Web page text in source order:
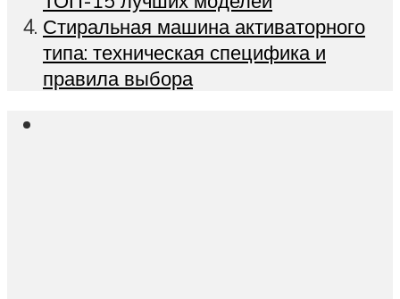
Стиральная машина активаторного
типа: техническая специфика и
правила выбора